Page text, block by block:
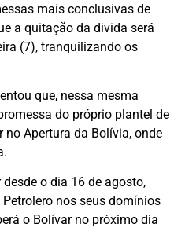
mais conclusivas de
a quitação da divida será
(7), tranquilizando os
que, nessa mesma
do próprio plantel de
no Apertura da Bolívia, onde
o dia 16 de agosto,
nos seus domínios
o Bolívar no próximo dia